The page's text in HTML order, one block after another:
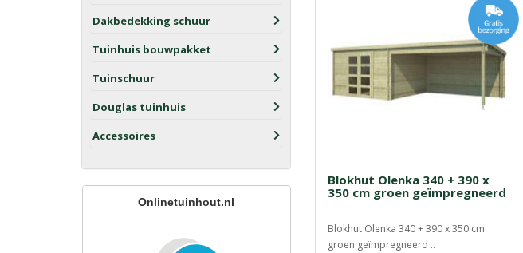
Dakbedekking schuur
Tuinhuis bouwpakket
Tuinschuur
Douglas tuinhuis
Accessoires
Onlinetuinhout.nl
Blokhut Olenka 340 + 390 x
350 cm groen geïmpregneerd
Blokhut Olenka 340 + 390 x 350 cm
groen geïmpregneerd ..